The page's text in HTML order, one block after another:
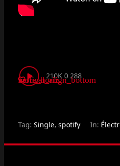
210K 0
vertical_align_bottom
288
more_horiz
Tag: Single, spotify In: